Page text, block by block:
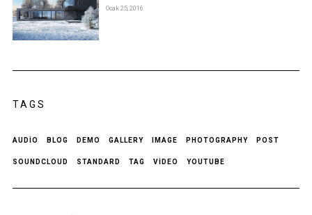
Ocak 25, 2016
TAGS
AUDIO BLOG DEMO GALLERY IMAGE PHOTOGRAPHY POST
SOUNDCLOUD STANDARD TAG VIDEO YOUTUBE